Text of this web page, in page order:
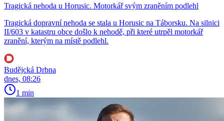
Tragická nehoda u Horusic. Motorkář svým zraněním podlehl
Tragická dopravní nehoda se stala u Horusic na Táborsku. Na silnici
II/603 v katastru obce došlo k nehodě, při které utrpěl motorkář
zranění, kterým na místě podlehl.
Budějcká Drbna
dnes, 08:26
1 min